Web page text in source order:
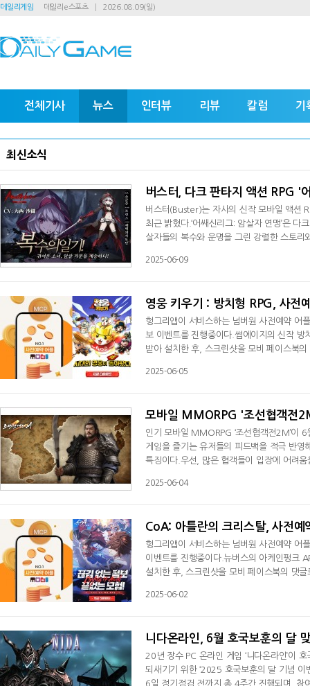
데일리게임 데일리e스포츠 2026.08.09(일)
전체기사 뉴스 인터뷰 리뷰 칼럼 기
최신소식
버스터, 다크 판타지 액션 RPG '
버스터(Buster)는 자사의 신작 모바일 액션
최근 밝혔다.‘어쌔신리그: 암살자 연맹’은
살자들의 복수와 운명을 그린 강렬한 스토
로서, 숨겨진 진실을 밝혀내고 복수를 완수
2025-06-09
영웅 키우기 : 방치형 RPG, 사전
헝그리앱이 서비스하는 넘버원 사전예약 어
보 이벤트를 진행중이다.썸에이지의 신작
받아 설치한 후, 스크린샷을 모비 페이스북
보 이벤트에 참여하는 모든 유저들에게 100
2025-06-05
모바일 MMORPG '조선협객전
인기 모바일 MMORPG ‘조선협객전2M’이
게임을 즐기는 유저들의 피드백을 적극 반
특징이다.우선, 많은 협객들이 입장에 어려
다.‘구월산’부터 ‘지리산’까지 이어지는 구
2025-06-04
CoA: 아틀란의 크리스탈, 사전
헝그리앱이 서비스하는 넘버원 사전예약 어
이벤트를 진행중이다.뉴버스의 아케인펑크
설치한 후, 스크린샷을 모비 페이스북의 댓
에 참여하는 모든 유저들에게 100 MCP(모
2025-06-02
니다온라인, 6월 호국보훈의 달
20년 장수 PC 온라인 게임 ‘니다온라인’이
되새기기 위한 ‘2025 호국보훈의 달 기념
6일 정기점검 전까지 총 4주간 진행되며, 참